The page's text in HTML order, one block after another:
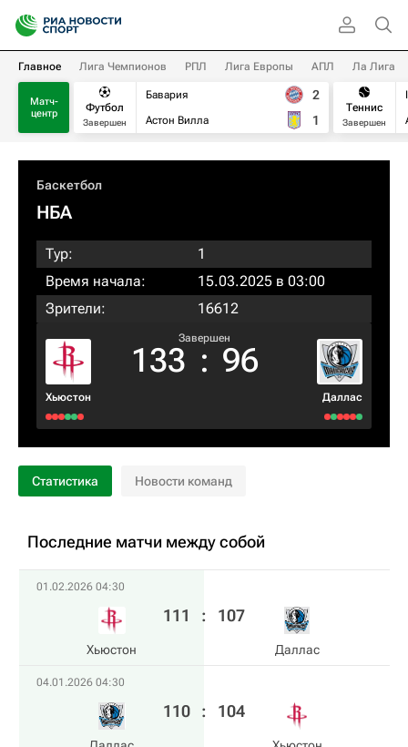
Главное Лига Чемпионов РПЛ Лига Европы АПЛ Ла Лига
Матч-
центр
Футбол
Завершен
Бавария
Астон Вилла
2
1
Теннис
Завершен
Баскетбол
НБА
Тур:
1
Время начала:
15.03.2025 в 03:00
Зрители:
16612
Хьюстон
Завершен
133 : 96
Даллас
Статистика Новости команд
Последние матчи между собой
01.02.2026 04:30
Хьюстон
111 : 107
Даллас
04.01.2026 04:30
110 : 104